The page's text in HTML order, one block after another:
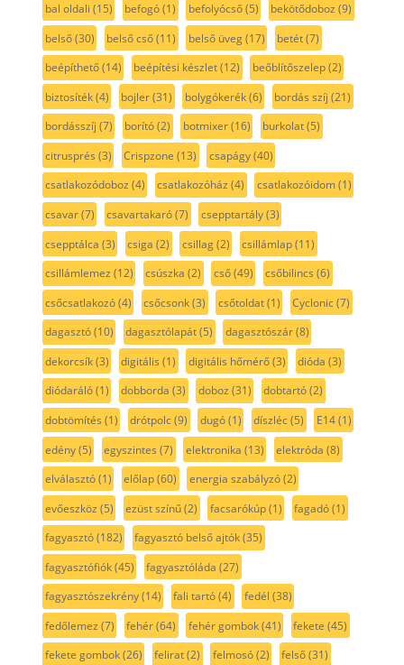
bal oldali (15) befogó(1) befolyócső(5) bekötődoboz (9)
belső(30) belső cső(11) belső üveg(17) betét(7)
beépíthető(14) beépítési készlet(12) beőblítőszelep(2)
biztosíték(4) bojler(31) bolygókerék(6) bordás szíj (21)
bordásszíj (7) borító(2) botmixer(16) burkolat(5)
citrusprés (3) Crispzone (13) csapágy(40)
csatlakozódoboz (4) csatlakozóház (4) csatlakozóidom(1)
csavar(7) csavartakaró(7) csepptartály(3)
csepptálca (3) csiga (2) csillag(2) csillámlap(11)
csillámlemez (12) csúszka (2) cső(49) csőbilincs (6)
csőcsatlakozó(4) csőcsonk(3) csőtoldat(1) Cyclonic(7)
dagasztó(10) dagasztólapát(5) dagasztószár(8)
dekorcsík(3) digitális (1) digitális hőmérő(3) dióda (3)
diódaráló(1) dobborda (3) doboz (31) dobtartó(2)
dobtömítés (1) drótpolc(9) dugó(1) díszléc(5) E14(1)
edény(5) egyszintes (7) elektronika (13) elektróda (8)
elválasztó(1) előlap(60) energia szabályzó(2)
evőeszköz (5) ezüst színű(2) facsarókúp(1) fagadó(1)
fagyasztó(182) fagyasztó belső ajtók(35)
fagyasztófiók(45) fagyasztóláda (27)
fagyasztószekrény(14) fali tartó(4) fedél (38)
fedőlemez (7) fehér(64) fehér gombok(41) fekete (45)
fekete gombok(26) felirat(2) felmosó(2) felső(31)